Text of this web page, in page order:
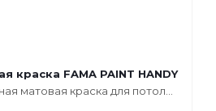
краска FAMA PAINT HANDY
матовая краска для потол...